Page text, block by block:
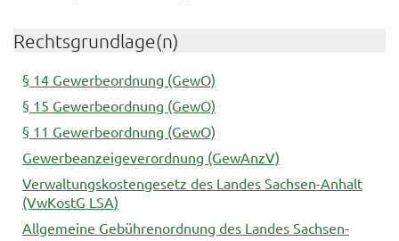
Rechtsgrundlage(n)
§ 14 Gewerbeordnung (GewO)
§ 15 Gewerbeordnung (GewO)
§ 11 Gewerbeordnung (GewO)
Gewerbeanzeigeverordnung (GewAnzV)
Verwaltungskostengesetz des Landes Sachsen-Anhalt
(VwKostG LSA)
Allgemeine Gebührenordnung des Landes Sachsen-